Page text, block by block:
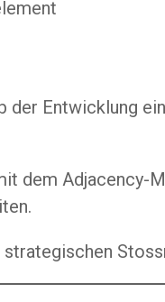
der Entwicklung
dem Adjacency-